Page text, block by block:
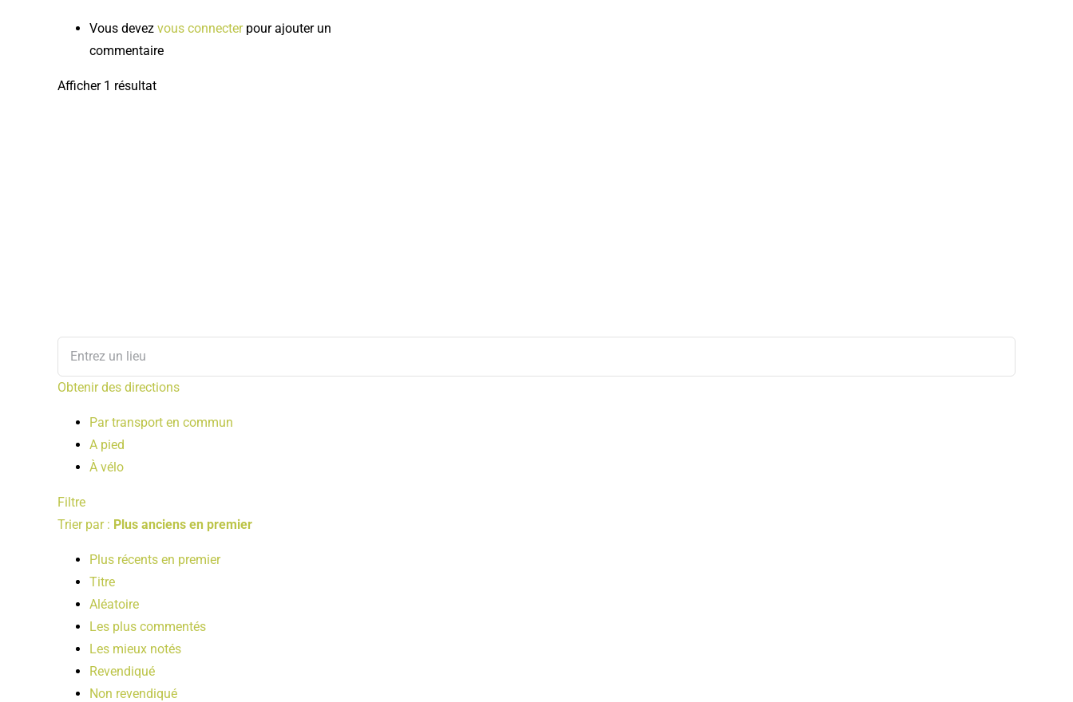
Vous devez vous connecterpour ajouter un
commentaire
Afficher 1 résultat
Obtenir des directions
Par transport en commun
A pied
À vélo
Filtre
Trier par : Plus anciens en premier
Plus récents en premier
Titre
Aléatoire
Les plus commentés
Les mieux notés
Revendiqué
Non revendiqué